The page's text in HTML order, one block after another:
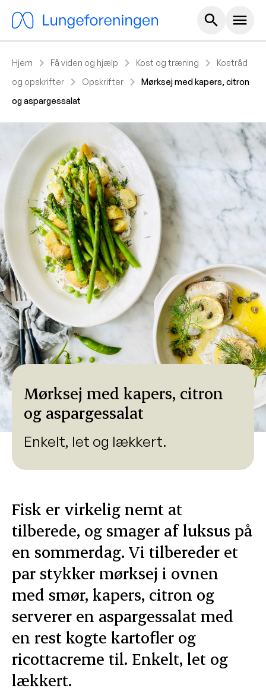
search Hoved
menu
Hjem chevron_right Få viden og hjælp chevron_right Kost og træning chevron_right
Kostråd
og opskrifter
chevron_right Opskrifter chevron_right
Mørksej med kapers, citron
og aspargessalat
Mørksej med kapers, citron
og aspargessalat
Enkelt, let og lækkert.
Fisk er virkelig nemt at
tilberede, og smager af luksus på
en sommerdag. Vi tilbereder et
par stykker mørksej i ovnen
med smør, kapers, citron og
serverer en aspargessalat med
en rest kogte kartofler og
ricottacreme til. Enkelt, let og
lækkert.